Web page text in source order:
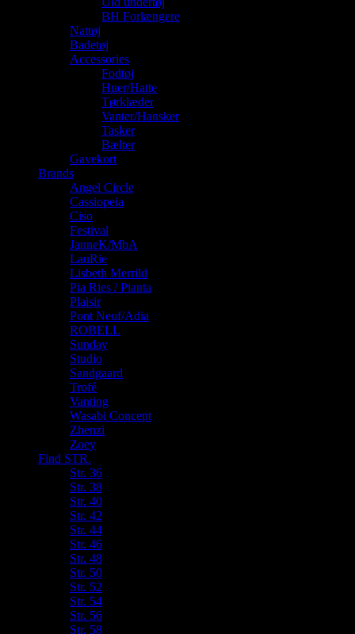
BH Forlængere
Nattøj
Badetøj
Accessories
Fodtøj
Huer/Hatte
Tørklæder
Vanter/Hansker
Tasker
Bælter
Gavekort
Brands
Angel Circle
Cassiopeia
Ciso
Festival
JanneK/MbA
LauRie
Lisbeth Merrild
Pia Ries / Pianta
Plaisir
Pont Neuf/Adia
ROBELL
Sunday
Studio
Sandgaard
Trofé
Vanting
Wasabi Concept
Zhenzi
Zoey
Find STR.
Str. 36
Str. 38
Str. 40
Str. 42
Str. 44
Str. 46
Str. 48
Str. 50
Str. 52
Str. 54
Str. 56
Str. 58